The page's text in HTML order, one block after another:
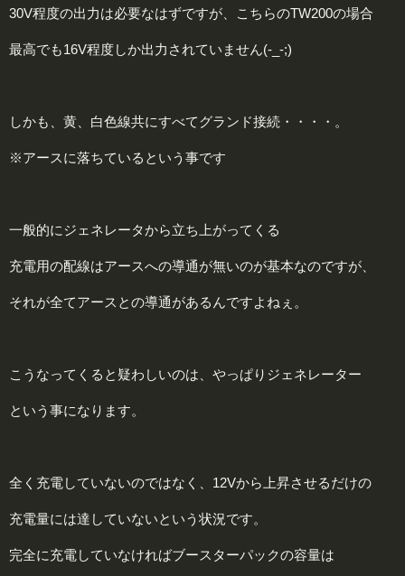
30V程度の出力は必要なはずですが、こちらのTW200の場合
最高でも16V程度しか出力されていません(-_-;)
しかも、黄、白色線共にすべてグランド接続・・・・。
※アースに落ちているという事です
一般的にジェネレータから立ち上がってくる
充電用の配線はアースへの導通が無いのが基本なのですが、
それが全てアースとの導通があるんですよねぇ。
こうなってくると疑わしいのは、やっぱりジェネレーター
という事になります。
全く充電していないのではなく、12Vから上昇させるだけの
充電量には達していないという状況です。
完全に充電していなければブースターパックの容量は